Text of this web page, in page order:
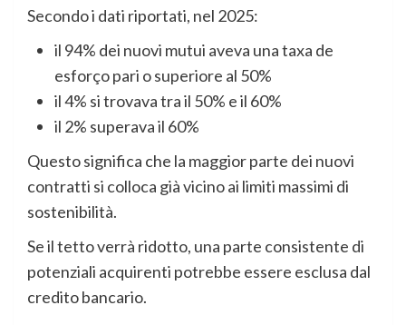
Secondo i dati riportati, nel 2025:
il 94% dei nuovi mutui aveva una taxa de
esforço pari o superiore al 50%
il 4% si trovava tra il 50% e il 60%
il 2% superava il 60%
Questo significa che la maggior parte dei nuovi
contratti si colloca già vicino ai limiti massimi di
sostenibilità.
Se il tetto verrà ridotto, una parte consistente di
potenziali acquirenti potrebbe essere esclusa dal
credito bancario.